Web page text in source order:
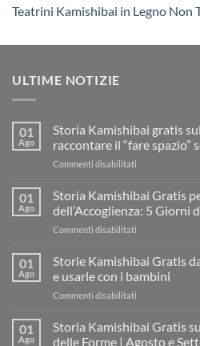
Teatrini Kamishibai in Legno Non
ULTIME NOTIZIE
01
Ago
Storia Kamishibai gratis
raccontare il “fare spazio”
Commenti disabilitati
Kamishibai
gratis
sull’Accoglienza:
il
“fare
una
lezione
01
Ago
Storia Kamishibai Gratis
dell’Accoglienza: 5 Giorni
Commenti disabilitati
Kamishibai
Gratis
per
dell’Accoglienza:
01
Ago
Storie Kamishibai Gratis
e usarle con i bambini
Commenti disabilitati
Kamishibai
Gratis
01
Ago
Storia Kamishibai Gratis
delle Forme | Agosto e